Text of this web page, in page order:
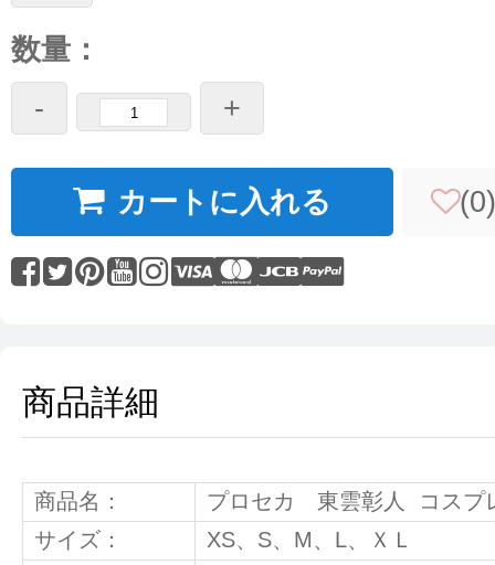
数量：
-
+
カートに入れる (0)
商品詳細
商品名：
プロセカ 東雲彰人 コスプ
サイズ：
XS、S、M、L、ＸＬ